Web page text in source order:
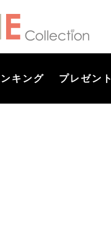
キング プレゼント